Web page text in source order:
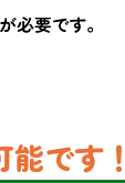
です！